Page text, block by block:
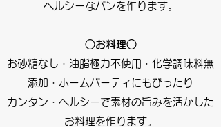
ヘルシーなパンを作ります。
○お料理○
お砂糖なし・油脂極力不使用・化学調味料無
添加・ホームパーティにもぴったり
カンタン・ヘルシーで素材の旨みを活かした
お料理を作ります。